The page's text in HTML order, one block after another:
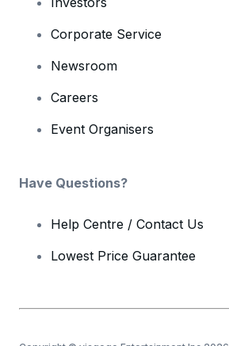
Corporate Service
Newsroom
Careers
Event Organisers
Have Questions?
Help Centre / Contact Us
Lowest Price Guarantee